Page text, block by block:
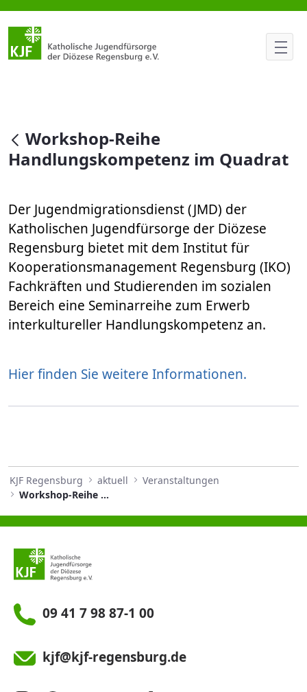
Workshop-Reihe
null
Workshop-Reihe
Handlungskompetenz im Quadrat
Der Jugendmigrationsdienst (JMD) der
Katholischen Jugendfürsorge der Diözese
Regensburg bietet mit dem Institut für
Kooperationsmanagement Regensburg (IKO)
Fachkräften und Studierenden im sozialen
Bereich eine Seminarreihe zum Erwerb
interkultureller Handlungskompetenz an.
Hier finden Sie weitere Informationen.
KJF Regensburg aktuell
Veranstaltungen
Workshop-Reihe Handlungskompetenz im Quadrat
09 41 7 98 87-1 00
kjf@kjf-regensburg.de